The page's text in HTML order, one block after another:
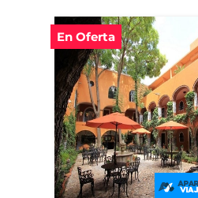
En Oferta